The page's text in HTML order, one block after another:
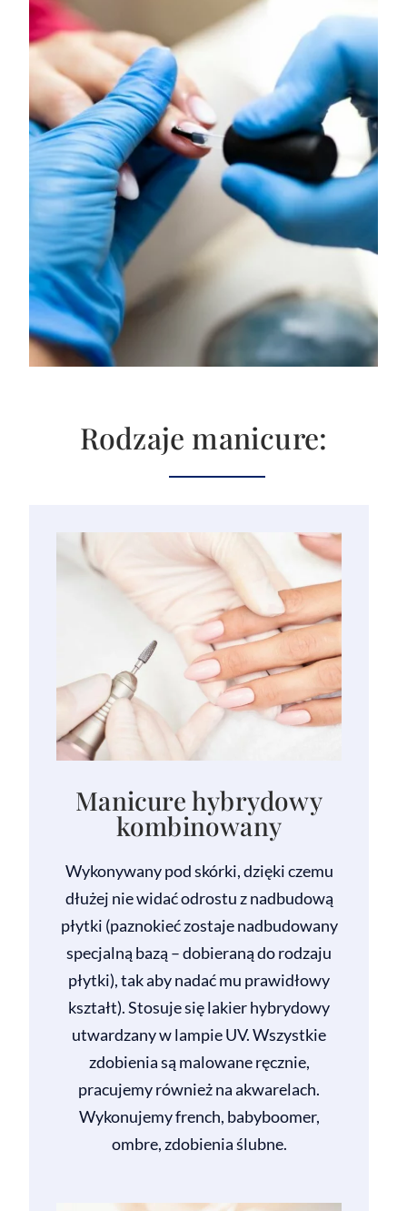
Rodzaje manicure:
Manicure hybrydowy
kombinowany
Wykonywany pod skórki, dzięki czemu
dłużej nie widać odrostu z nadbudową
płytki (paznokieć zostaje nadbudowany
specjalną bazą – dobieraną do rodzaju
płytki), tak aby nadać mu prawidłowy
kształt). Stosuje się lakier hybrydowy
utwardzany w lampie UV. Wszystkie
zdobienia są malowane ręcznie,
pracujemy również na akwarelach.
Wykonujemy french, babyboomer,
ombre, zdobienia ślubne.